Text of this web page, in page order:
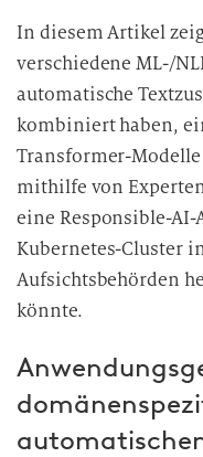
In diesem Artikel
verschiedene ML-/
automatische
kombiniert haben,
Transformer-
mithilfe von
eine Responsible-
Kubernetes-Cluster
Aufsichtsbehörden
könnte.